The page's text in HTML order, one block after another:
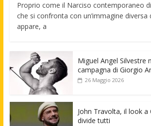
Proprio come il Narciso contemporaneo
che si confronta con un’immagine diversa
appare, a
Miguel Angel Silvestre
campagna di Giorgio
26 Maggio 2026
John Travolta, il look a
divide tutti